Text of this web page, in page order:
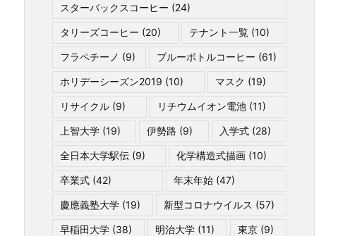
スターバックスコーヒー (24)
タリーズコーヒー (20) テナント一覧(10)
フラペチーノ (9) ブルーボトルコーヒー (61)
ホリデーシーズン2019 (10) マスク (19)
リサイクル (9) リチウムイオン電池(11)
上智大学 (19) 伊勢路 (9) 入学式(28)
全日本大学駅伝 (9) 化学構造式描画(10)
卒業式 (42) 年末年始 (47)
慶應義塾大学 (19) 新型コロナウイルス (57)
早稲田大学 (38) 明治大学 (11) 東京 (9)